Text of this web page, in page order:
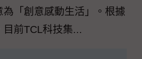
「創意感動生活」。根據
前TCL科技集...